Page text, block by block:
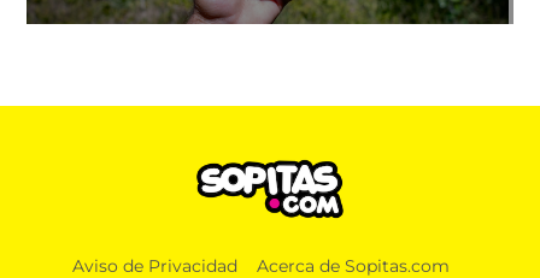
Aviso de Privacidad Acerca de Sopitas.com